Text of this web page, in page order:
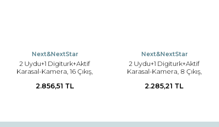
Next&NextStar
2 Uydu+1 Digiturk+Aktif
Karasal-Kamera, 16 Çıkış,
2.856,51 TL
Next&NextStar
2 Uydu+1 Digiturk+Aktif
Karasal-Kamera, 8 Çıkış,
2.285,21 TL